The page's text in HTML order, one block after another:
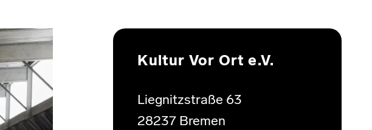
Kultur Vor Ort e.V.
Liegnitzstraße 63
28237 Bremen